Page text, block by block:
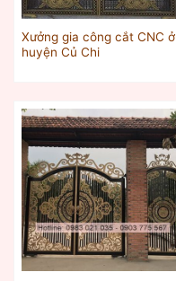
Xưởng gia công cắt CNC ở
huyện Củ Chi